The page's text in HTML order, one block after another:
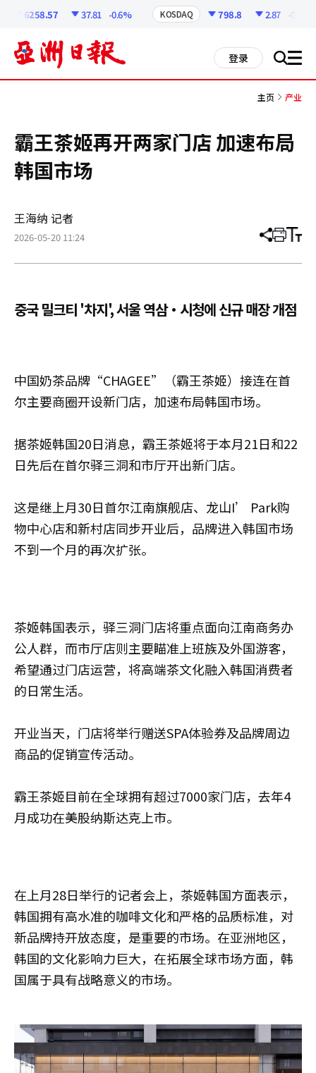
6258.57 37.81 -0.6% KOSDAQ 798.8 2.87 -0.36%
登录 搜 all
主页 产业
霸王茶姬再开两家门店 加速布局
韩国市场
王海纳 记者
2026-05-20 11:24 分
章
打 调
小
중국 밀크티 '차지', 서울 역삼·시청에 신규 매장 개점
中国奶茶品牌“CHAGEE”（霸王茶姬）接连在首
尔主要商圈开设新门店，加速布局韩国市场。
据茶姬韩国20日消息，霸王茶姬将于本月21日和22
日先后在首尔驿三洞和市厅开出新门店。
这是继上月30日首尔江南旗舰店、龙山I’ Park购
物中心店和新村店同步开业后，品牌进入韩国市场
不到一个月的再次扩张。
茶姬韩国表示，驿三洞门店将重点面向江南商务办
公人群，而市厅店则主要瞄准上班族及外国游客，
希望通过门店运营，将高端茶文化融入韩国消费者
的日常生活。
开业当天，门店将举行赠送SPA体验券及品牌周边
商品的促销宣传活动。
霸王茶姬目前在全球拥有超过7000家门店，去年4
月成功在美股纳斯达克上市。
在上月28日举行的记者会上，茶姬韩国方面表示，
韩国拥有高水准的咖啡文化和严格的品质标准，对
新品牌持开放态度，是重要的市场。在亚洲地区，
韩国的文化影响力巨大，在拓展全球市场方面，韩
国属于具有战略意义的市场。